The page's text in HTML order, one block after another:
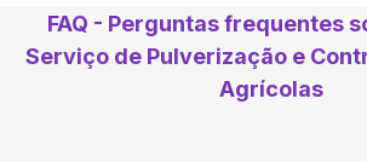
FAQ - Perguntas frequentes
Serviço de Pulverização e
Agrícolas